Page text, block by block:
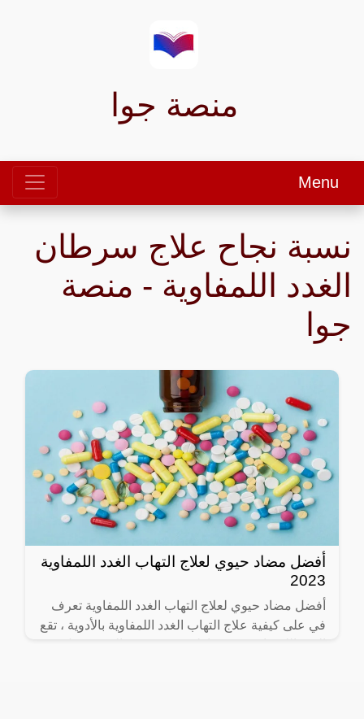
منصة جوا
Menu
نسبة نجاح علاج سرطان
الغدد اللمفاوية - منصة
جوا
أفضل مضاد حيوي لعلاج التهاب الغدد اللمفاوية
2023
أفضل مضاد حيوي لعلاج التهاب الغدد اللمفاوية تعرف
في على كيفية علاج التهاب الغدد اللمفاوية بالأدوية ، تقع